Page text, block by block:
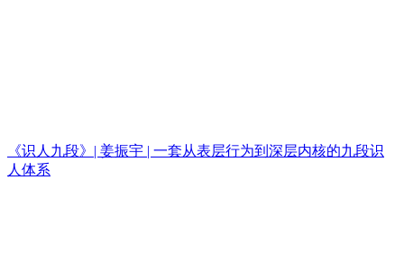
《识人九段》| 姜振宇 | 一套从表层行为到深层内核的九段识
人体系